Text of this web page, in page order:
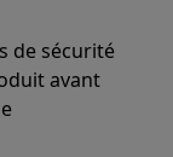
de sécurité
avant